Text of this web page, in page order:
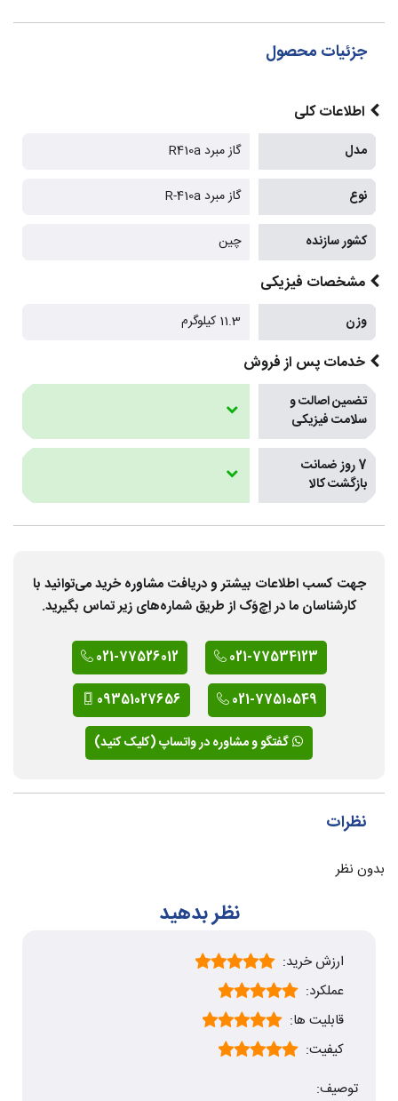
جزئیات محصول
اطلاعات کلی
مدل گاز مبرد R410a
نوع گاز مبرد R-410a
کشور سازنده چین
مشخصات فیزیکی
وزن 11.3 کیلوگرم
خدمات پس از فروش
تضمین اصالت و
سلامت فیزیکی
7 روز ضمانت
بازگشت کالا
جهت کسب اطلاعات بیشتر و دریافت مشاوره خرید می‌توانید با
کارشناسان ما در اِچ‌وَک از طریق شماره‌های زیر تماس بگیرید.
021-77534123
021-77526012
021-77510549
09351027656
گفتگو و مشاوره در واتساپ (کلیک کنید)
نظرات
بدون نظر
نظر بدهید
ارزش خرید:
عملکرد:
قابلیت ها:
کیفیت:
توصیف: